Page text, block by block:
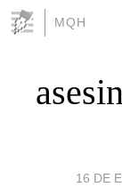
MQH
16 DE